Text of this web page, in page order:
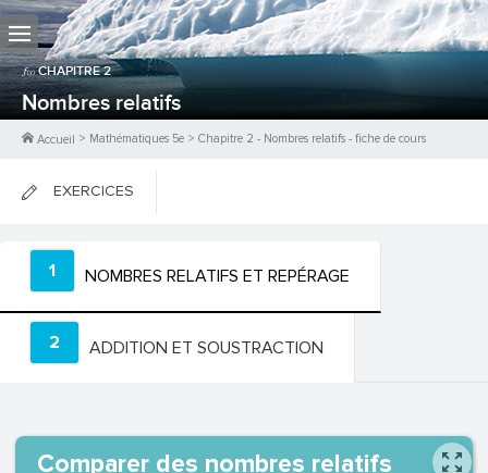
CHAPITRE2
Nombres relatifs
Accueil > Mathématiques 5e > Chapitre 2 - Nombres relatifs - fiche de cours
EXERCICES
FICHES DE COURS
0PTS
1 NOMBRES RELATIFS ET REPÉRAGE
2 ADDITION ET SOUSTRACTION
Comparer des nombres relatifs